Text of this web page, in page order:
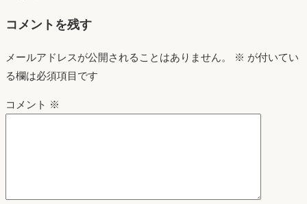
コメントを残す
メールアドレスが公開されることはありません。 ※ が付いてい
る欄は必須項目です
コメント ※